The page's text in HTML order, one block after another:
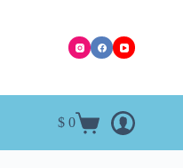
Carro
$ 0